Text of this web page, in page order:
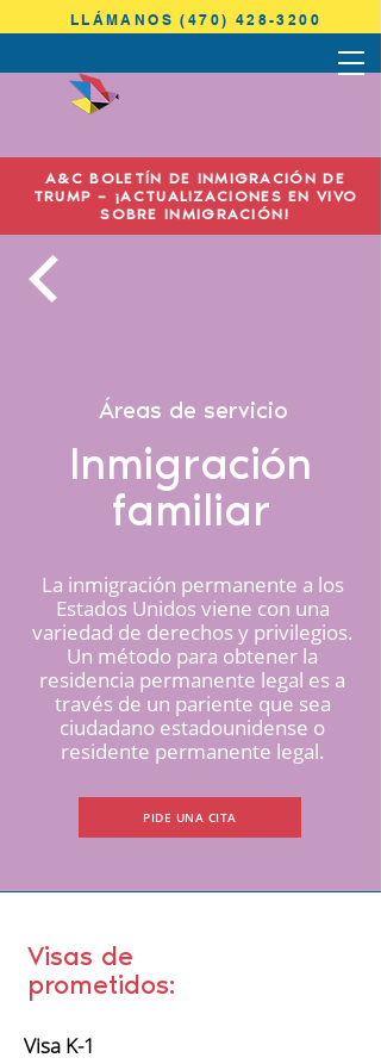
&
LLÁMANOS (470) 428-3200
A&C BOLETÍN DE INMIGRACIÓN DE
TRUMP – ¡ACTUALIZACIONES EN VIVO
SOBRE INMIGRACIÓN!
Áreas de servicio
Inmigración
familiar
La inmigración permanente a los
Estados Unidos viene con una
variedad de derechos y privilegios.
Un método para obtener la
residencia permanente legal es a
través de un pariente que sea
ciudadano estadounidense o
residente permanente legal.
PIDE UNA CITA
Visas de
prometidos:
Visa K-1